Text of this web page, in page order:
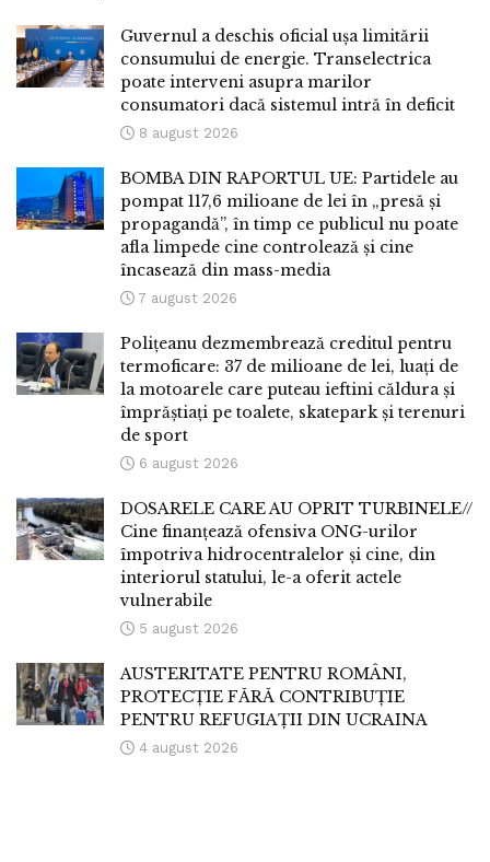
Guvernul a deschis oficial ușa limitării
consumului de energie. Transelectrica
poate interveni asupra marilor
consumatori dacă sistemul intră în deficit
8 august 2026
BOMBA DIN RAPORTUL UE: Partidele au
pompat 117,6 milioane de lei în „presă și
propagandă”, în timp ce publicul nu poate
afla limpede cine controlează și cine
încasează din mass-media
7 august 2026
Polițeanu dezmembrează creditul pentru
termoficare: 37 de milioane de lei, luați de
la motoarele care puteau ieftini căldura și
împrăștiați pe toalete, skatepark și terenuri
de sport
6 august 2026
DOSARELE CARE AU OPRIT TURBINELE//
Cine finanțează ofensiva ONG-urilor
împotriva hidrocentralelor și cine, din
interiorul statului, le-a oferit actele
vulnerabile
5 august 2026
AUSTERITATE PENTRU ROMÂNI,
PROTECȚIE FĂRĂ CONTRIBUȚIE
PENTRU REFUGIAȚII DIN UCRAINA
4 august 2026